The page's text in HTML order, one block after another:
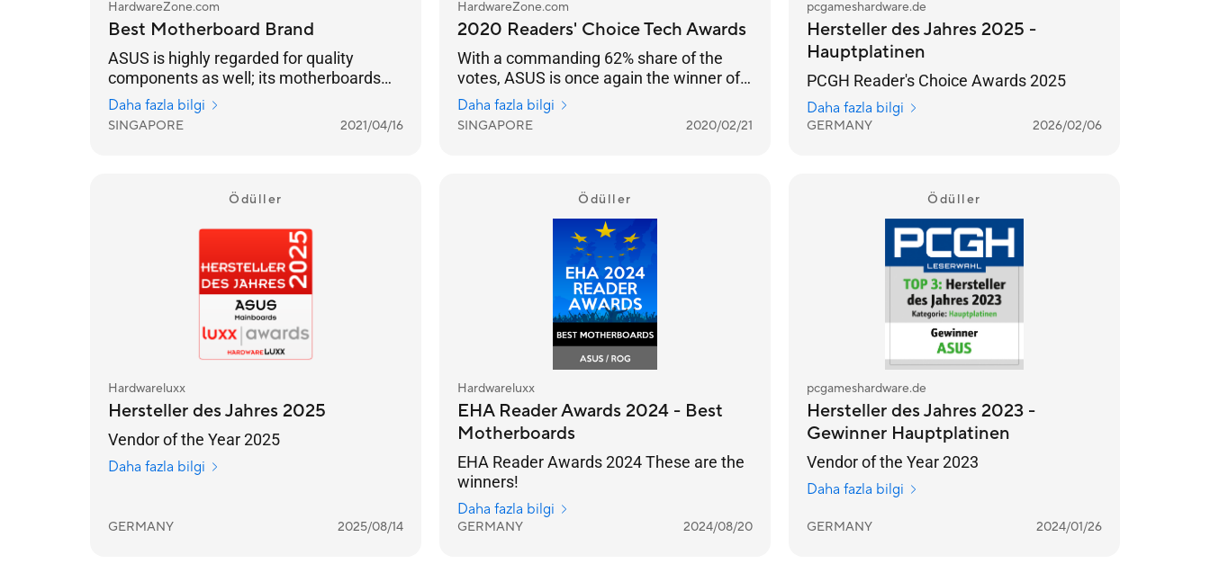
HardwareZone.com
Best Motherboard Brand
ASUS is highly regarded for quality
components as well; its motherboards
often the choice of enthusiasts,
overclockers and gamers for their
Daha fazla bilgi
SINGAPORE 2021/04/16
HardwareZone.com
2020 Readers' Choice Tech Awards
With a commanding 62% share of the
votes, ASUS is once again the winner of
this Readers’ Choice category.
Daha fazla bilgi
SINGAPORE 2020/02/21
pcgameshardware.de
Hersteller des Jahres 2025 -
Hauptplatinen
PCGH Reader's Choice Awards 2025
Daha fazla bilgi
GERMANY 2026/02/06
Ödüller
Hardwareluxx
Hersteller des Jahres 2025
Vendor of the Year 2025
Daha fazla bilgi
GERMANY 2025/08/14
Ödüller
Hardwareluxx
EHA Reader Awards 2024 - Best
Motherboards
EHA Reader Awards 2024 These are the
winners!
Daha fazla bilgi
GERMANY 2024/08/20
Ödüller
pcgameshardware.de
Hersteller des Jahres 2023 -
Gewinner Hauptplatinen
Vendor of the Year 2023
Daha fazla bilgi
GERMANY 2024/01/26